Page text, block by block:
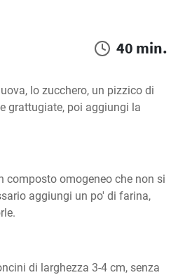
40 min.
lo zucchero, un pizzico di
grattugiate, poi aggiungi la
composto omogeneo che non si
aggiungi un po' di farina,
di larghezza 3-4 cm, senza